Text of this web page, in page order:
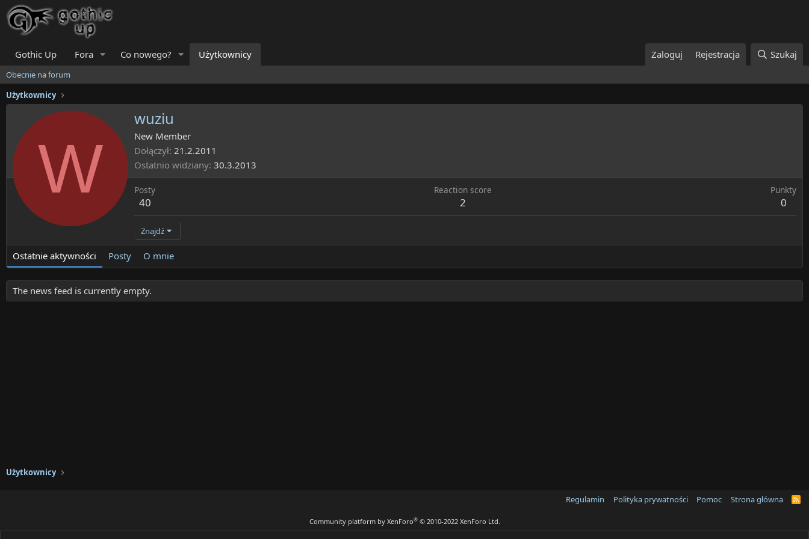
Gothic Up Fora Co nowego? Użytkownicy Zaloguj Rejestracja Szukaj
Obecnie na forum
Użytkownicy
W
wuziu
New Member
Dołączył 21.2.2011
Ostatnio widziany 30.3.2013
Posty
40
Reaction score
2
Punkty
0
Znajdź
Ostatnie aktywności Posty O mnie
The news feed is currently empty.
Użytkownicy
Regulamin Polityka prywatności Pomoc Strona główna
R
Community platform by XenForo® © 2010-2022 XenForo Ltd.